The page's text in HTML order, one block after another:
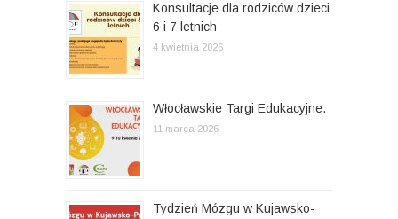
Konsultacje dla rodziców dzieci
6 i 7 letnich
4 kwietnia 2026
Włocławskie Targi Edukacyjne.
11 marca 2026
Tydzień Mózgu w Kujawsko-